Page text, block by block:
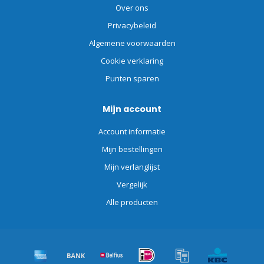
Over ons
Privacybeleid
Algemene voorwaarden
Cookie verklaring
Punten sparen
Mijn account
Account informatie
Mijn bestellingen
Mijn verlanglijst
Vergelijk
Alle producten